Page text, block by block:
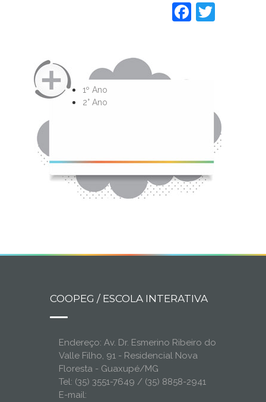
1º Ano
2° Ano
COOPEG / ESCOLA INTERATIVA
Endereço: Av. Dr. Esmerino Ribeiro do
Valle Filho, 91 - Residencial Nova
Floresta - Guaxupé/MG
Tel: (35) 3551-7649 / (35) 8858-2941
E-mail: